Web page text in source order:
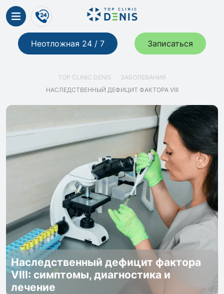
Неотложная 24 / 7 Записаться
TOP CLINIC DENIS
ЗАБОЛЕВАНИЯ
НАСЛЕДСТВЕННЫЙ ДЕФИЦИТ ФАКТОРА VIII
Наследственный дефицит фактора
VIII: симптомы, диагностика и
лечение